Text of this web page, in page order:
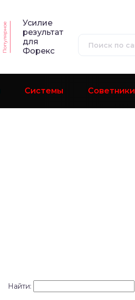
Популярное
Усилие
результат
для
Форекс
Системы Советники
Найти: